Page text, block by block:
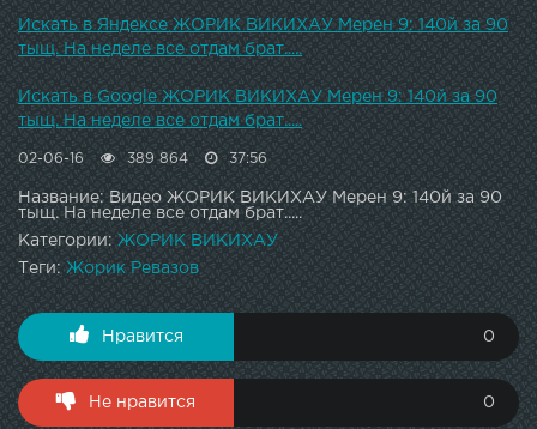
Искать в Яндексе ЖОРИК ВИКИХАУ Мерен 9: 140й за 90
тыщ. На неделе все отдам брат.....
Искать в Google ЖОРИК ВИКИХАУ Мерен 9: 140й за 90
тыщ. На неделе все отдам брат.....
02-06-16 389 864 37:56
Название: Видео ЖОРИК ВИКИХАУ Мерен 9: 140й за 90
тыщ. На неделе все отдам брат.....
Категории:ЖОРИК ВИКИХАУ
Теги:Жорик Ревазов
Нравится 0
Не нравится 0